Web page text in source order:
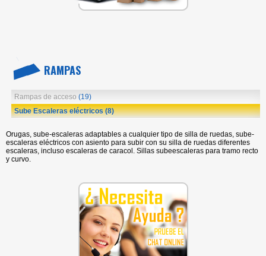
RAMPAS
Rampas de acceso (19)
Sube Escaleras eléctricos(8)
Orugas, sube-escaleras adaptables a cualquier tipo de silla de ruedas, sube-
escaleras eléctricos con asiento para subir con su silla de ruedas diferentes
escaleras, incluso escaleras de caracol. Sillas subeescaleras para tramo recto
y curvo.